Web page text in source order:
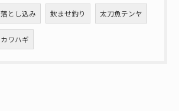
落とし込み 飲ませ釣り 太刀魚テンヤ
カワハギ